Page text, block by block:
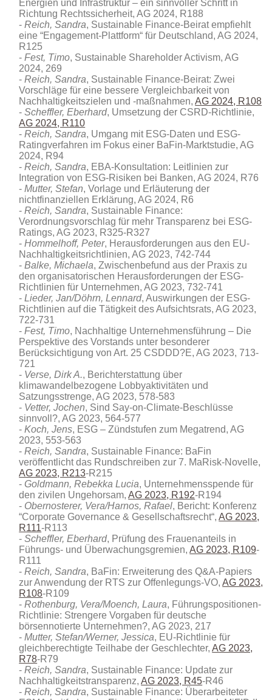
Energien und Infrastruktur – ein sinnvoller Schritt in
Richtung Rechtssicherheit, AG 2024, R188
Reich, Sandra, Sustainable Finance-Beirat empfiehlt
eine “Engagement-Plattform“ für Deutschland, AG 2024,
R125
Fest, Timo, Sustainable Shareholder Activism, AG
2024, 269
Reich, Sandra, Sustainable Finance-Beirat: Zwei
Vorschläge für eine bessere Vergleichbarkeit von
Nachhaltigkeitszielen und -maßnahmen,AG 2024, R108
Scheffler, Eberhard, Umsetzung der CSRD-Richtlinie,
AG 2024, R110
Reich, Sandra, Umgang mit ESG-Daten und ESG-
Ratingverfahren im Fokus einer BaFin-Marktstudie, AG
2024, R94
Reich, Sandra, EBA-Konsultation: Leitlinien zur
Integration von ESG-Risiken bei Banken, AG 2024, R76
Mutter, Stefan, Vorlage und Erläuterung der
nichtfinanziellen Erklärung, AG 2024, R6
Reich, Sandra, Sustainable Finance:
Verordnungsvorschlag für mehr Transparenz bei ESG-
Ratings, AG 2023, R325-R327
Hommelhoff, Peter, Herausforderungen aus den EU-
Nachhaltigkeitsrichtlinien, AG 2023, 742-744
Balke, Michaela, Zwischenbefund aus der Praxis zu
den organisatorischen Herausforderungen der ESG-
Richtlinien für Unternehmen, AG 2023, 732-741
Lieder, Jan/Döhrn, Lennard, Auswirkungen der ESG-
Richtlinien auf die Tätigkeit des Aufsichtsrats, AG 2023,
722-731
Fest, Timo, Nachhaltige Unternehmensführung – Die
Perspektive des Vorstands unter besonderer
Berücksichtigung von Art. 25 CSDDD?E, AG 2023, 713-
721
Verse, Dirk A., Berichterstattung über
klimawandelbezogene Lobbyaktivitäten und
Satzungsstrenge, AG 2023, 578-583
Vetter, Jochen, Sind Say-on-Climate-Beschlüsse
sinnvoll?, AG 2023, 564-577
Koch, Jens, ESG – Zündstufen zum Megatrend, AG
2023, 553-563
Reich, Sandra, Sustainable Finance: BaFin
veröffentlicht das Rundschreiben zur 7. MaRisk-Novelle,
AG 2023, R213-R215
Goldmann, Rebekka Lucia, Unternehmensspende für
den zivilen Ungehorsam,AG 2023, R192-R194
Obernosterer, Vera/Harnos, Rafael, Bericht: Konferenz
“Corporate Governance & Gesellschaftsrecht“,AG 2023,
R111-R113
Scheffler, Eberhard, Prüfung des Frauenanteils in
Führungs- und Überwachungsgremien,AG 2023, R109-
R111
Reich, Sandra, BaFin: Erweiterung des Q&A-Papiers
zur Anwendung der RTS zur Offenlegungs-VO,AG 2023,
R108-R109
Rothenburg, Vera/Moench, Laura, Führungspositionen-
Richtlinie: Strengere Vorgaben für deutsche
börsennotierte Unternehmen?, AG 2023, 217
Mutter, Stefan/Werner, Jessica, EU-Richtlinie für
gleichberechtigte Teilhabe der Geschlechter,AG 2023,
R78-R79
Reich, Sandra, Sustainable Finance: Update zur
Nachhaltigkeitstransparenz,AG 2023, R45-R46
Reich, Sandra, Sustainable Finance: Überarbeiteter